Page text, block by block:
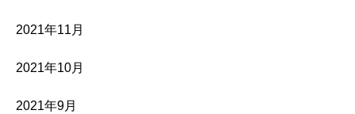
2021年11月
2021年10月
2021年9月